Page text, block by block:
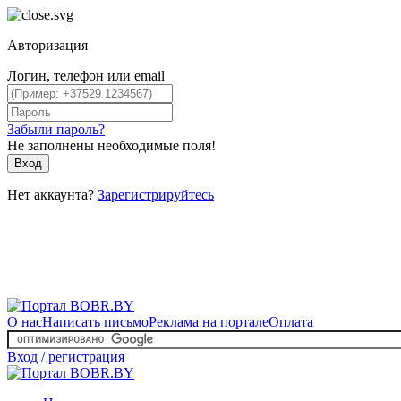
Авторизация
Логин, телефон или email
Забыли пароль?
Не заполнены необходимые поля!
Вход
Нет аккаунта? Зарегистрируйтесь
О насНаписать письмоРеклама на порталеОплата
Вход / регистрация